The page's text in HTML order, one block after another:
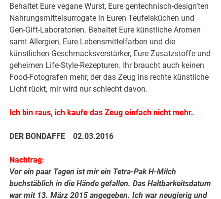
Behaltet Eure vegane Wurst, Eure gentechnisch-design’ten
Nahrungsmittelsurrogate in Euren Teufelsküchen und
Gen-Gift-Laboratorien. Behaltet Eure künstliche Aromen
samt Allergien, Eure Lebensmittelfarben und die
künstlichen Geschmacksverstärker, Eure Zusatzstoffe und
geheimen Life-Style-Rezepturen. Ihr braucht auch keinen
Food-Fotografen mehr, der das Zeug ins rechte künstliche
Licht rückt, mir wird nur schlecht davon.
Ich bin raus, ich kaufe das Zeug einfach nicht mehr.
DER BONDAFFE 02.03.2016
Nachtrag:
Vor ein paar Tagen ist mir ein Tetra-Pak H-Milch
buchstäblich in die Hände gefallen. Das Haltbarkeitsdatum
war mit 13. März 2015 angegeben. Ich war neugierig und